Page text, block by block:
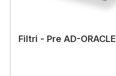
Filtri - Pre AD-ORACLE